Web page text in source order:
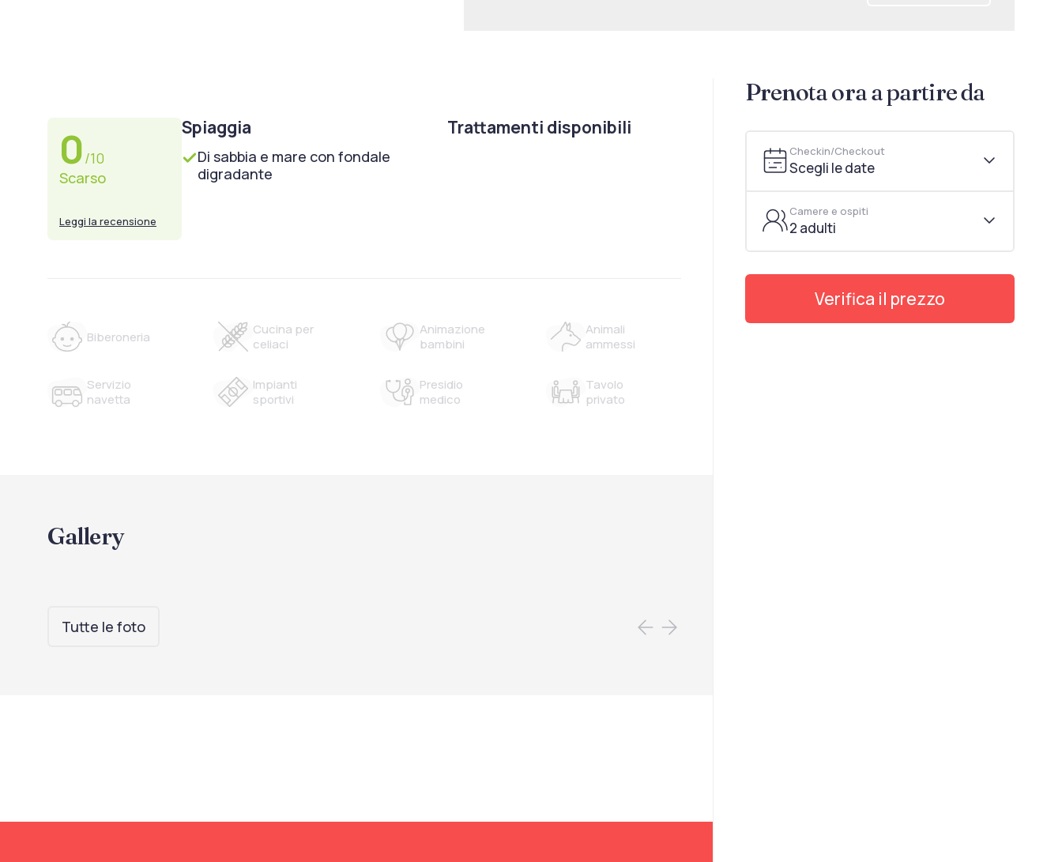
Prenota ora a partire da
Checkin/Checkout
Scegli le date
Camere e ospiti
2 adulti
Verifica il prezzo
0/10
Scarso
Leggi la recensione
Spiaggia
Di sabbia e mare con fondale
digradante
Trattamenti disponibili
Biberoneria
Cucina per
celiaci
Animazione
bambini
Animali
ammessi
Servizio
navetta
Impianti
sportivi
Presidio
medico
Tavolo
privato
Gallery
Tutte le foto